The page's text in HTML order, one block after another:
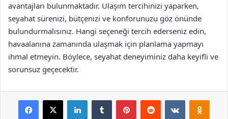
avantajları bulunmaktadır. Ulaşım tercihinizi yaparken,
seyahat sürenizi, bütçenizi ve konforunuzu göz önünde
bulundurmalısınız. Hangi seçeneği tercih ederseniz edin,
havaalanına zamanında ulaşmak için planlama yapmayı
ihmal etmeyin. Böylece, seyahat deneyiminiz daha keyifli ve
sorunsuz geçecektir.
Facebook
X LinkedInTumblr PinterestReddit VKontakte